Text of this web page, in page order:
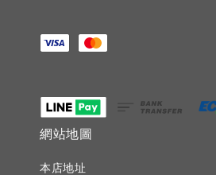
網站地圖
本店地址